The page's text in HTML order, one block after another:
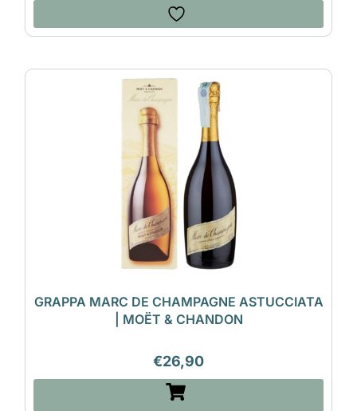
GRAPPA MARC DE CHAMPAGNE ASTUCCIATA
| MOËT & CHANDON
€26,90